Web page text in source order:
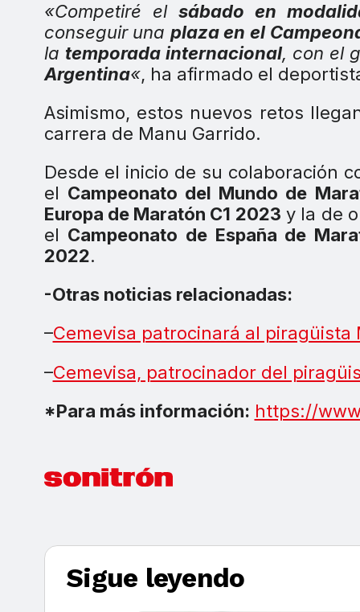
«Competiré el sábado en
conseguir una plaza en el
la temporada internacional, con el
Argentina«, ha afirmado el
Asimismo, estos nuevos retos
carrera de Manu Garrido.
Desde el inicio de su colaboración
el Campeonato del Mundo de
Europa de Maratón C1 2023 y la de
el Campeonato de España de
2022.
-Otras noticias relacionadas:
–Cemevisa patrocinará al
–Cemevisa, patrocinador del
*Para más información: https://
Sigue leyendo